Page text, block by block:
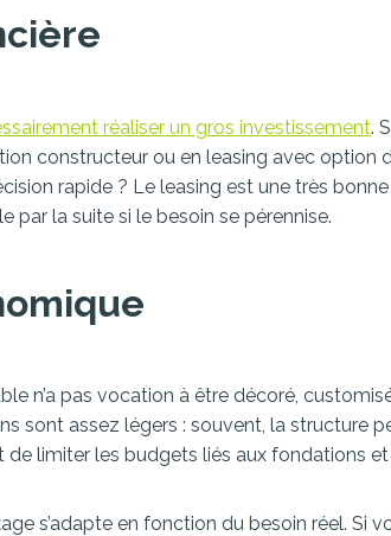
réaliser un gros investissement.
constructeur ou en leasing avec option
rapide ? Le leasing est une très
par la suite si le besoin se pérennise.
n’a pas vocation à être décoré,
sont assez légers : souvent, la structure
limiter les budgets liés aux fondations et
s’adapte en fonction du besoin réel.